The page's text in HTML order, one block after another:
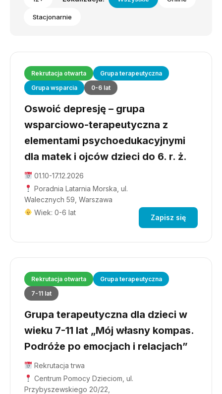
Stacjonarnie
Rekrutacja otwarta
Grupa terapeutyczna
Grupa wsparcia
0-6 lat
Oswoić depresję – grupa
wsparciowo-terapeutyczna z
elementami psychoedukacyjnymi
dla matek i ojców dzieci do 6. r. ż.
01.10-17.12.2026
Poradnia Latarnia Morska, ul.
Walecznych 59, Warszawa
Wiek: 0-6 lat
Zapisz się
Rekrutacja otwarta
Grupa terapeutyczna
7-11 lat
Grupa terapeutyczna dla dzieci w
wieku 7-11 lat „Mój własny kompas.
Podróże po emocjach i relacjach”
Rekrutacja trwa
Centrum Pomocy Dzieciom, ul.
Przybyszewskiego 20/22,